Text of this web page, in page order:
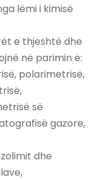
lëmi i kimisë
e thjeshtë dhe
në parimin e:
polarimetrisë,
së
gazore,
dhe